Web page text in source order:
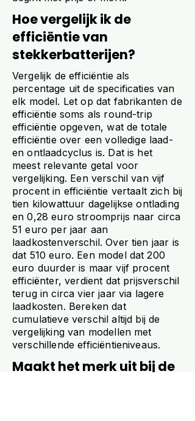
Hoe vergelijk ik de
efficiëntie van
stekkerbatterijen?
Vergelijk de efficiëntie als
percentage uit de specificaties van
elk model. Let op dat fabrikanten de
efficiëntie soms als round-trip
efficiëntie opgeven, wat de totale
efficiëntie over een volledige laad-
en ontlaadcyclus is. Dat is het
meest relevante getal voor
vergelijking. Een verschil van vijf
procent in efficiëntie vertaalt zich bij
tien kilowattuur dagelijkse ontlading
en 0,28 euro stroomprijs naar circa
51 euro per jaar aan
laadkostenverschil. Over tien jaar is
dat 510 euro. Een model dat 200
euro duurder is maar vijf procent
efficiënter, verdient dat prijsverschil
terug in circa vier jaar via lagere
laadkosten. Bereken dat
cumulatieve verschil altijd bij de
vergelijking van modellen met
verschillende efficiëntieniveaus.
Maakt het merk uit bij de